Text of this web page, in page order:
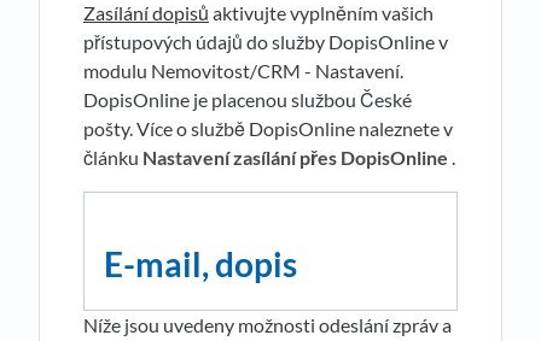
Zasílání dopisů aktivujte vyplněním vašich
přístupových údajů do služby DopisOnline v
modulu Nemovitost/CRM - Nastavení.
DopisOnline je placenou službou České
pošty. Více o službě DopisOnline naleznete v
článku Nastavení zasílání přes DopisOnline .
E-mail, dopis
Níže jsou uvedeny možnosti odeslání zpráv a